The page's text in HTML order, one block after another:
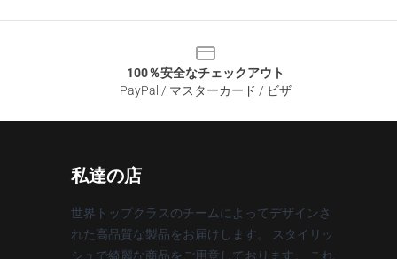
100％安全なチェックアウト
PayPal / マスターカード / ビザ
私達の店
世界トップクラスのチームによってデザインさ
れた高品質な製品をお届けします。 スタイリッ
シュで綺麗な商品をご用意しております。 これ